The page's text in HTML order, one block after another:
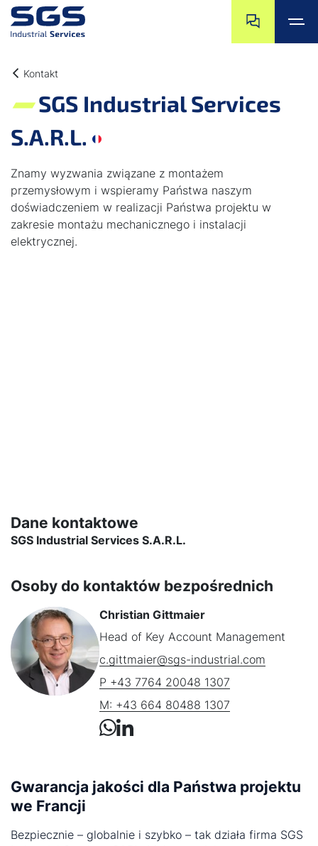
Kontakt
SGS Industrial Services
S.A.R.L.
Znamy wyzwania związane z montażem
przemysłowym i wspieramy Państwa naszym
doświadczeniem w realizacji Państwa projektu w
zakresie montażu mechanicznego i instalacji
elektrycznej.
Dane kontaktowe
SGS Industrial Services S.A.R.L.
Osoby do kontaktów bezpośrednich
Christian Gittmaier
Head of Key Account Management
c.gittmaier@sgs-industrial.com
P +43 7764 20048 1307
M: +43 664 80488 1307
Gwarancja jakości dla Państwa projektu
we Francji
Bezpiecznie – globalnie i szybko – tak działa firma SGS